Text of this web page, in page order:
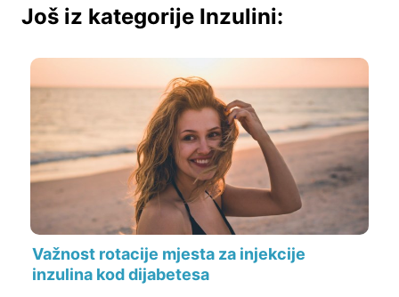
Još iz kategorije Inzulini:
Važnost rotacije mjesta za injekcije
inzulina kod dijabetesa